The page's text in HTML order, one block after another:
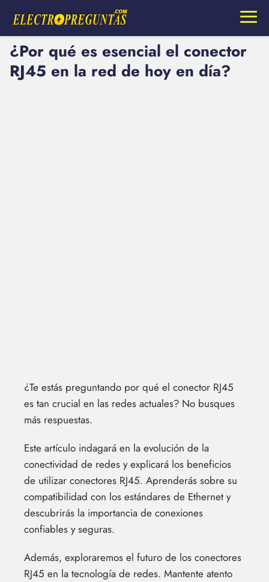
¿Por qué es esencial el conector
RJ45 en la red de hoy en día?
¿Te estás preguntando por qué el conector RJ45
es tan crucial en las redes actuales? No busques
más respuestas.
Este artículo indagará en la evolución de la
conectividad de redes y explicará los beneficios
de utilizar conectores RJ45. Aprenderás sobre su
compatibilidad con los estándares de Ethernet y
descubrirás la importancia de conexiones
confiables y seguras.
Además, exploraremos el futuro de los conectores
RJ45 en la tecnología de redes. Mantente atento